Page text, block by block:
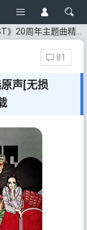
精选原声[无损FLAC/MP3/1.46GB]百度云网盘下载
声[无损
81